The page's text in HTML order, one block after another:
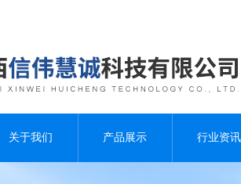
关于我们 产品展示 行业资讯